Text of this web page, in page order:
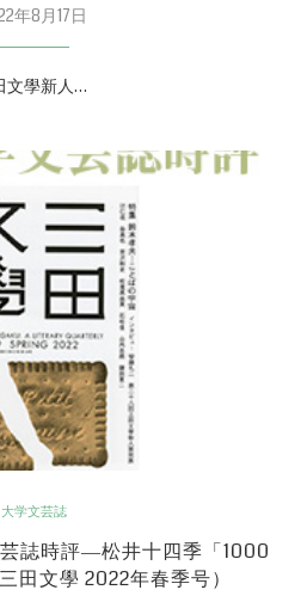
年8月17日
學新人…
大学文芸誌
誌時評―松井十四季「1000
田文學 2022年春季号）